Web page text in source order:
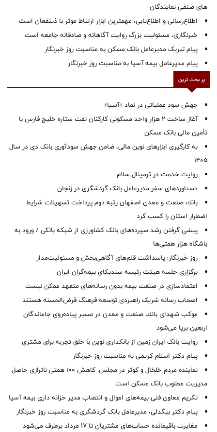
های صنفی نمایندگان
اطلاع‌رسانی و اطلاع‌یابی، مهمترین ابزار ارتباط موثر با ذینفعان است
خبرنگاری، مسئولیت بزرگ روایت آگاهانه و صادقانه جامعه است
پیام تبریک مدیرعامل بانک مسکن به مناسبت روز خبرنگار
پیام مدیرعامل بیمه آسیا به مناسبت روز خبرنگار
پر بحث ترین
جهش سود عملیاتی در نماد «آسیا»
آغاز ساخت ۲ هزار واحد مسکونی کارکنان نفت ستاره خلیج فارس با
تأمین مالی بانک مسکن
به کارگیری ابزارهای نوین مالی، ضامن جهش سودآوری بانک دی در سال
1405
روایت خدمت در ترمینال سلام
دستاوردهای سفر مدیرعامل بانک گردشگری در زنجان
بانك صنعت و معدن اصفهان رتبه دوم پرداخت تسهیلات شرایط
اضطرار استان را كسب كرد
پیشی گرفتن رشد سپرده‌های بانک کشاورزی از شبکه بانکی / ورود به
باشگاه هزار همتی‌ها
روز خبرنگار؛ پاسداشت قلم‌های آگاهی‌بخش و مسئولیت‌مدار
برگزاری جلسه هیئت رئیسه سندیکای بیمه‌گران ایران
اعتمادسازی در صنعت بیمه بدون رسانه‌های متعهد ممکن نیست
اصحاب رسانه شریک راهبردی توسعه فرهنگ قرض‌الحسنه هستند
موكب شهدای بانك صنعت و معدن در مسیر پیاده‌روی جاماندگان
اربعین برپا می‌شود
روایت بانک ایران زمین از بانکداری نوین با خلق تجربه برای مشتری
پیام دکتر اسلام کریمی به مناسبت روز خبرنگار
نماینده مردم خلخال و کوثر در مجلس: کاهش ۱۰۰ همتی ناترازی حاصل
مدیریت مطلوب بانک مسکن است
تکریم معاون فنی بیمه‌های اموال و انتصاب مدیر خزانه داری بیمه آسیا
پیام دکتر بیگدلی، مدیرعامل بانک گردشگری به مناسبت روز خبرنگار
مغایرت‌ باقیمانده حساب‌های مشتریان تا ۱۷ مرداد برطرف می‌شود